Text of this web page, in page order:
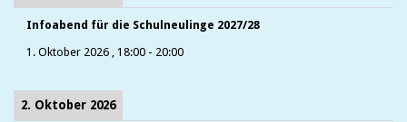
Infoabend für die Schulneulinge 2027/28
1. Oktober 2026 , 18:00 - 20:00
2. Oktober 2026